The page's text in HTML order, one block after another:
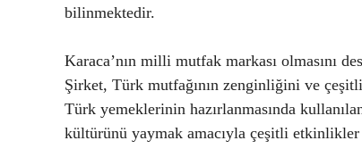
bilinmektedir.
Karaca’nın milli mutfak markası olmasını
Şirket, Türk mutfağının zenginliğini ve
Türk yemeklerinin hazırlanmasında
kültürünü yaymak amacıyla çeşitli